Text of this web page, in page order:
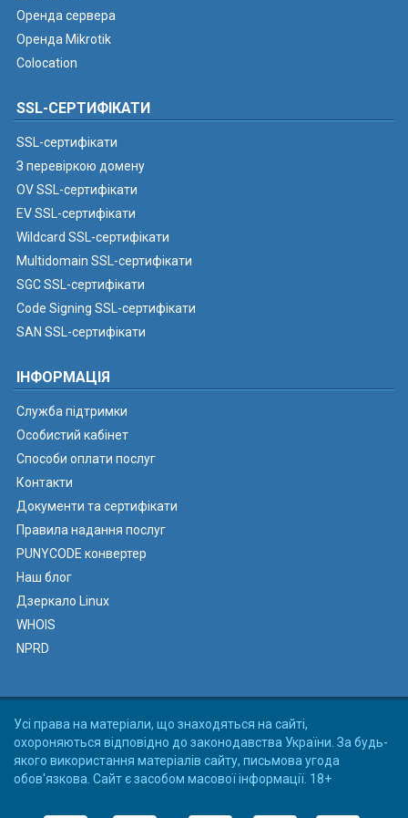
Оренда сервера
Оренда Mikrotik
Colocation
SSL-СЕРТИФІКАТИ
SSL-сертифікати
З перевіркою домену
OV SSL-сертифікати
EV SSL-сертифікати
Wildcard SSL-сертифікати
Multidomain SSL-сертифікати
SGC SSL-сертифікати
Code Signing SSL-сертифікати
SAN SSL-сертифікати
ІНФОРМАЦІЯ
Служба підтримки
Особистий кабінет
Способи оплати послуг
Контакти
Документи та сертифікати
Правила надання послуг
PUNYCODE конвертер
Наш блог
Дзеркало Linux
WHOIS
NPRD
Усі права на матеріали, що знаходяться на сайті,
охороняються відповідно до законодавства України. За будь-
якого використання матеріалів сайту, письмова угода
обов'язкова. Сайт є засобом масової інформації. 18+